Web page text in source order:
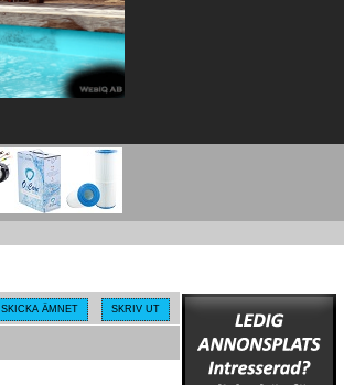
SKICKA ÄMNET SKRIV UT